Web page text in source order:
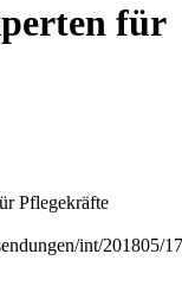
für
Pflegekräfte
int/201805/